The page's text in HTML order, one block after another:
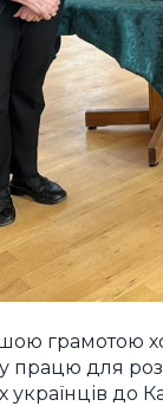
грамотою
працю для
українців до